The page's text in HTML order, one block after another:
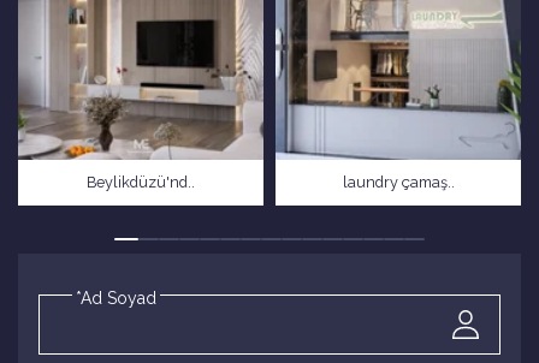
*Ad Soyad
Beylikdüzü'nd.. laundry çamaş..